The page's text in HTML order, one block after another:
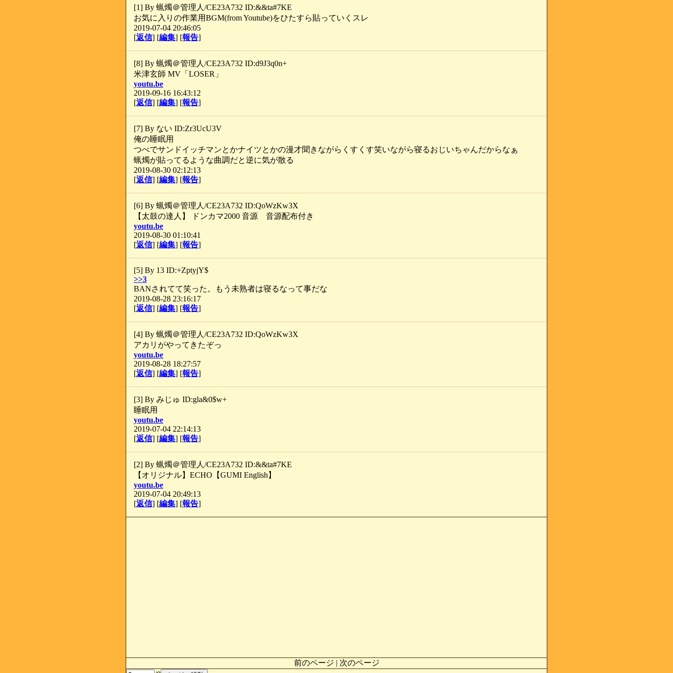
[1] By 蝋燭＠管理人/CE23A732 ID:&&ta#7KE
お気に入りの作業用BGM(from Youtube)をひたすら貼っていくスレ
2019-07-04 20:46:05
[返信] [編集] [報告]
[8] By 蝋燭＠管理人/CE23A732 ID:d9J3q0n+
米津玄師 MV「LOSER」
youtu.be
2019-09-16 16:43:12
[返信] [編集] [報告]
[7] By ない ID:Zr3UcU3V
俺の睡眠用
つべでサンドイッチマンとかナイツとかの漫才聞きながらくすくす笑いながら寝るおじいちゃんだからなぁ
蝋燭が貼ってるような曲調だと逆に気が散る
2019-08-30 02:12:13
[返信] [編集] [報告]
[6] By 蝋燭＠管理人/CE23A732 ID:QoWzKw3X
‪【太鼓の達人】 ドンカマ2000 音源 音源配布付き
youtu.be
2019-08-30 01:10:41
[返信] [編集] [報告]
[5] By 13 ID:+ZptyjY$
>>3
BANされてて笑った。もう未熟者は寝るなって事だな
2019-08-28 23:16:17
[返信] [編集] [報告]
[4] By 蝋燭＠管理人/CE23A732 ID:QoWzKw3X
‪アカリがやってきたぞっ
youtu.be
2019-08-28 18:27:57
[返信] [編集] [報告]
[3] By みじゅ ID:gla&0$w+
睡眠用
youtu.be
2019-07-04 22:14:13
[返信] [編集] [報告]
[2] By 蝋燭＠管理人/CE23A732 ID:&&ta#7KE
【オリジナル】ECHO【GUMI English】
youtu.be
2019-07-04 20:49:13
[返信] [編集] [報告]
前のページ | 次のページ